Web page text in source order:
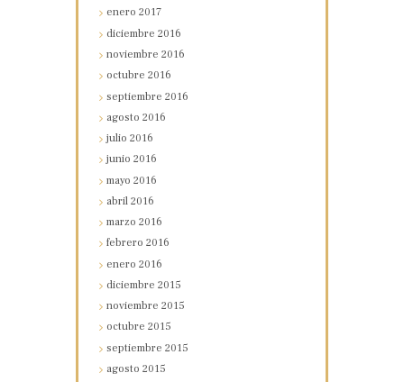
enero2017
diciembre2016
noviembre2016
octubre2016
septiembre2016
agosto2016
julio2016
junio2016
mayo2016
abril2016
marzo2016
febrero2016
enero2016
diciembre2015
noviembre2015
octubre2015
septiembre2015
agosto2015